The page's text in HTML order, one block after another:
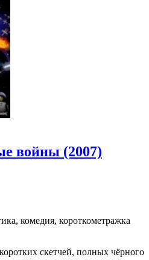
войны (2007)
комедия, короткометражка
скетчей, полных чёрного